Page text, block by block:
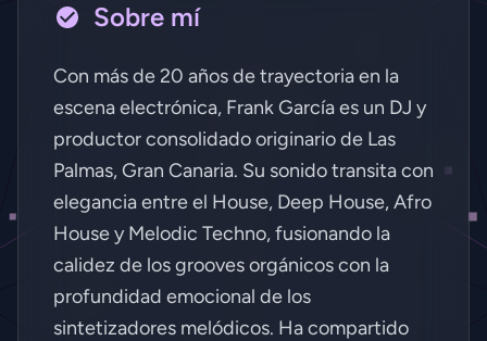
Sobre mí
Con más de 20 años de trayectoria en la
escena electrónica, Frank García es un DJ y
productor consolidado originario de Las
Palmas, Gran Canaria. Su sonido transita con
elegancia entre el House, Deep House, Afro
House y Melodic Techno, fusionando la
calidez de los grooves orgánicos con la
profundidad emocional de los
sintetizadores melódicos. Ha compartido